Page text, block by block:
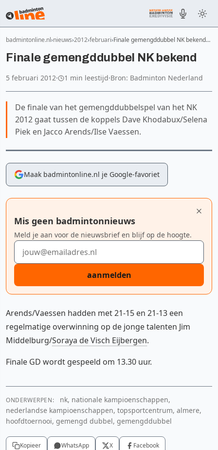
badmintonline.nl nieuws 2012 februari Finale gemengddubbel NK bekend…
Finale gemengddubbel NK bekend
5 februari 2012· 1 min leestijd·Bron: Badminton Nederland
De finale van het gemengddubbelspel van het NK
2012 gaat tussen de koppels Dave Khodabux/Selena
Piek en Jacco Arends/Ilse Vaessen.
Maak badmintonline.nl je Google-favoriet
Mis geen badmintonnieuws
Meld je aan voor de nieuwsbrief en blijf op de hoogte.
E-mailadres
aanmelden
Arends/Vaessen hadden met 21-15 en 21-13 een
regelmatige overwinning op de jonge talenten Jim
Middelburg/Soraya de Visch Eijbergen.
Finale GD wordt gespeeld om 13.30 uur.
ONDERWERPEN:
nk, nationale kampioenschappen,
nederlandse kampioenschappen, topsportcentrum, almere,
hoofdtoernooi, gemengd dubbel, gemengddubbel
Kopieer WhatsApp X Facebook